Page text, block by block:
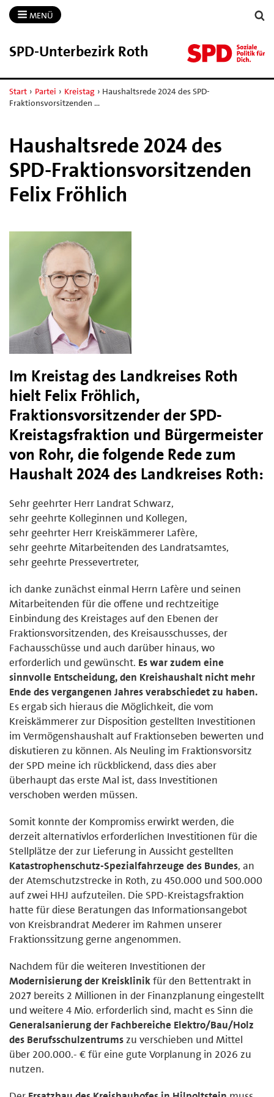
MENÜ
SPD-​Unterbezirk Roth
Start › Partei › Kreistag › Haushaltsrede 2024 des SPD-
Fraktionsvorsitzenden …
Haushaltsrede 2024 des
SPD-Fraktionsvorsitzenden
Felix Fröhlich
Im Kreistag des Landkreises Roth
hielt Felix Fröhlich,
Fraktionsvorsitzender der SPD-
Kreistagsfraktion und Bürgermeister
von Rohr, die folgende Rede zum
Haushalt 2024 des Landkreises Roth:
Sehr geehrter Herr Landrat Schwarz,
sehr geehrte Kolleginnen und Kollegen,
sehr geehrter Herr Kreiskämmerer Lafère,
sehr geehrte Mitarbeitenden des Landratsamtes,
sehr geehrte Pressevertreter,
ich danke zunächst einmal Herrn Lafère und seinen
Mitarbeitenden für die offene und rechtzeitige
Einbindung des Kreistages auf den Ebenen der
Fraktionsvorsitzenden, des Kreisausschusses, der
Fachausschüsse und auch darüber hinaus, wo
erforderlich und gewünscht. Es war zudem eine
sinnvolle Entscheidung, den Kreishaushalt nicht mehr
Ende des vergangenen Jahres verabschiedet zu haben.
Es ergab sich hieraus die Möglichkeit, die vom
Kreiskämmerer zur Disposition gestellten Investitionen
im Vermögenshaushalt auf Fraktionseben bewerten und
diskutieren zu können. Als Neuling im Fraktionsvorsitz
der SPD meine ich rückblickend, dass dies aber
überhaupt das erste Mal ist, dass Investitionen
verschoben werden müssen.
Somit konnte der Kompromiss erwirkt werden, die
derzeit alternativlos erforderlichen Investitionen für die
Stellplätze der zur Lieferung in Aussicht gestellten
Katastrophenschutz-Spezialfahrzeuge des Bundes, an
der Atemschutzstrecke in Roth, zu 450.000 und 500.000
auf zwei HHJ aufzuteilen. Die SPD-Kreistagsfraktion
hatte für diese Beratungen das Informationsangebot
von Kreisbrandrat Mederer im Rahmen unserer
Fraktionssitzung gerne angenommen.
Nachdem für die weiteren Investitionen der
Modernisierung der Kreisklinikfür den Bettentrakt in
2027 bereits 2 Millionen in der Finanzplanung eingestellt
und weitere 4 Mio. erforderlich sind, macht es Sinn die
Generalsanierung der Fachbereiche Elektro/Bau/Holz
des Berufsschulzentrumszu verschieben und Mittel
über 200.000.- € für eine gute Vorplanung in 2026 zu
nutzen.